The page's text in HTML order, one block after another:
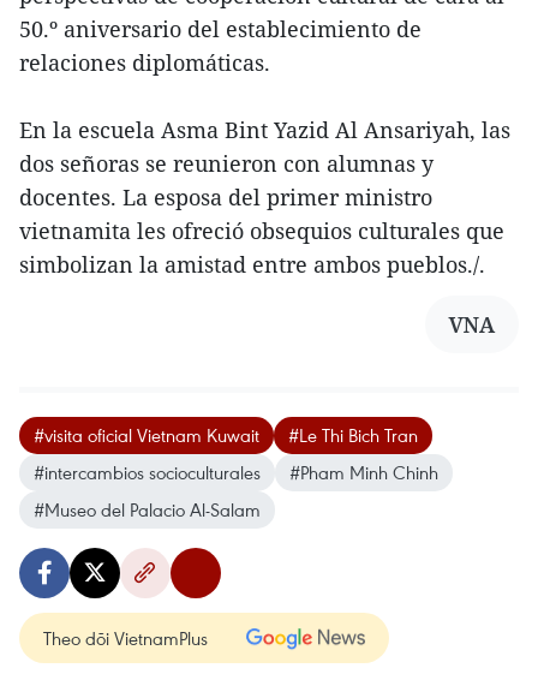
50.º aniversario del establecimiento de
relaciones diplomáticas.
En la escuela Asma Bint Yazid Al Ansariyah, las
dos señoras se reunieron con alumnas y
docentes. La esposa del primer ministro
vietnamita les ofreció obsequios culturales que
simbolizan la amistad entre ambos pueblos./.
VNA
#visita oficial Vietnam Kuwait
#Le Thi Bich Tran
#intercambios socioculturales
#Pham Minh Chinh
#Museo del Palacio Al-Salam
Theo dõi VietnamPlus